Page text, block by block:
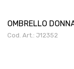
OMBRELLO
Cod. Art.: J12352